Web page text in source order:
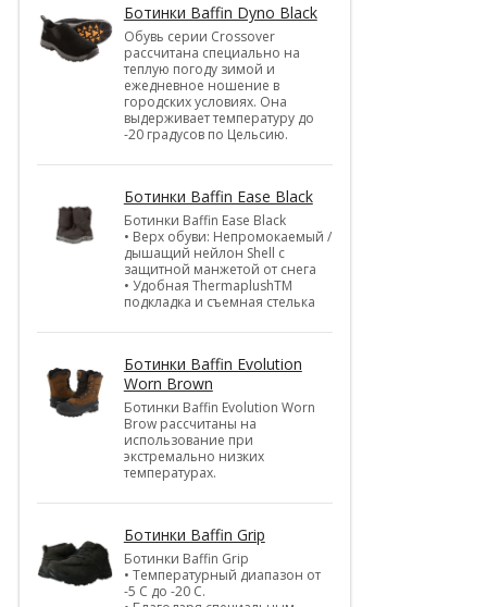
Ботинки Baffin Dyno Black
Обувь серии Crossover
рассчитана специально на
теплую погоду зимой и
ежедневное ношение в
городских условиях. Она
выдерживает температуру до
-20 градусов по Цельсию.
Ботинки Baffin Ease Black
Ботинки Baffin Ease Black
• Верх обуви: Непромокаемый /
дышащий нейлон Shell c
защитной манжетой от снега
• Удобная ThermaplushTM
подкладка и съемная стелька
Ботинки Baffin Evolution
Worn Brown
Ботинки Baffin Evolution Worn
Brow рассчитаны на
использование при
экстремально низких
температурах.
Ботинки Baffin Grip
Ботинки Baffin Grip
• Температурный диапазон от
-5 С до -20 С.